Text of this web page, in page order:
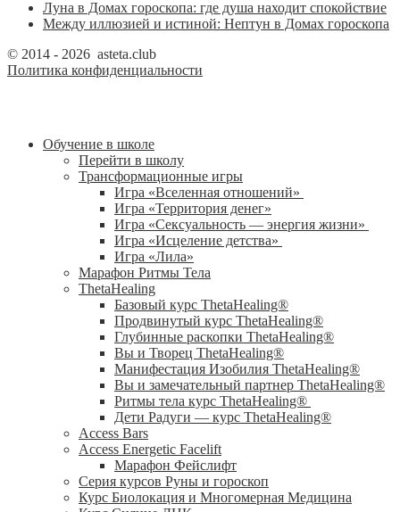
Луна в Домах гороскопа: где душа находит спокойствие
Между иллюзией и истиной: Нептун в Домах гороскопа
© 2014 - 2026 asteta.club
Политика конфиденциальности
Обучение в школе
Перейти в школу
Трансформационные игры
Игра «Вселенная отношений»
Игра «Территория денег»
Игра «Сексуальность — энергия жизни»
Игра «Исцеление детства»
Игра «Лила»
Марафон Ритмы Тела
ThetaHealing
Базовый курс ThetaHealing®
Продвинутый курс ThetaHealing®
Глубинные раскопки ThetaHealing®
Вы и Творец ThetaHealing®
Манифестация Изобилия ThetaHealing®
Вы и замечательный партнер ThetaHealing®
Ритмы тела курс ThetaHealing®
Дети Радуги — курс ThetaHealing®
Access Bars
Access Energetic Facelift
Марафон Фейслифт
Серия курсов Руны и гороскоп
Курс Биолокация и Многомерная Медицина